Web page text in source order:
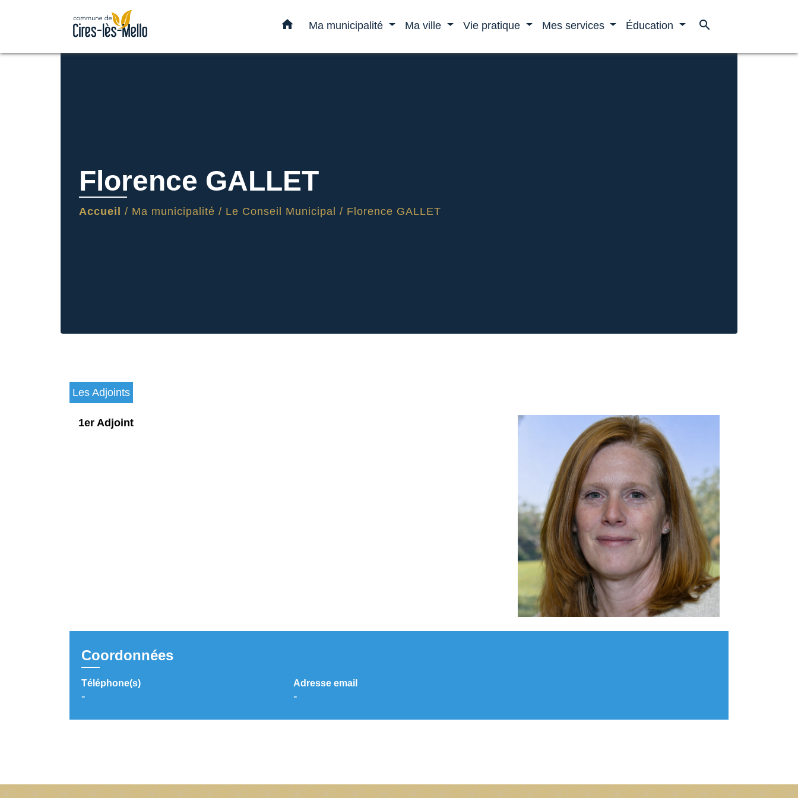
home Ma municipalité Ma ville Vie pratique Mes services Éducation search
Florence GALLET
Accueil / Ma municipalité / Le Conseil Municipal / Florence GALLET
Les Adjoints
1er Adjoint
Coordonnées
Téléphone(s)
-
Adresse email
-